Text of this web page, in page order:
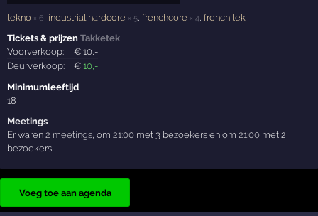
tekno × 6, industrial hardcore × 5,frenchcore × 4,french tek
Tickets & prijzenTakketek
Voorverkoop:
€10,-
Deurverkoop:
€10,-
Minimumleeftijd
18
Meetings
Er waren2 meetings , om21:00 met 3 bezoekers en om21:00 met 2
bezoekers.
Voeg toe aan agenda